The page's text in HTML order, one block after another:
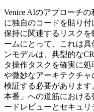
Venice AIのアプローチ
に独自のコードを貼り
保持に関連するリスク
ームにとって、これは
ンモデルは、典型的な
タ操作タスクを確実に
や微妙なアーキテクチ
検証する必要があります
本番」への道筋におけ
ードレビューとセキュ